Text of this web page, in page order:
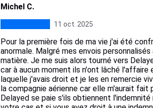
Michel C.
11 oct. 2025
Pour la première fois de ma vie j'ai été
anormale. Malgré mes envois
matière. Je me suis alors tourné vers
car à aucun moment ils n'ont lâché
laquelle j'avais droit et je les en remercie
la compagnie aérienne car elle m'aurait
Delayed se paie s'ils obtiennent